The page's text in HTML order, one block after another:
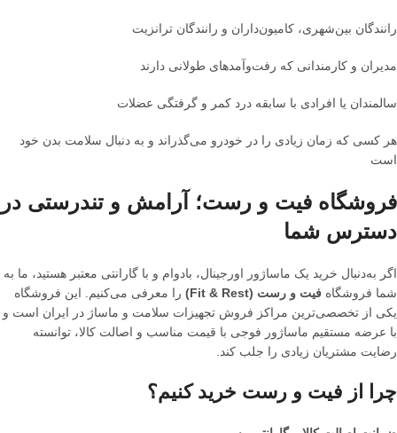
رانندگان بین‌شهری، کامیون‌داران و رانندگان ترانزیت
مدیران و کارمندانی که رفت‌وآمدهای طولانی دارند
سالمندان یا افرادی با سابقه درد کمر و گرفتگی عضلات
هر کسی که زمان زیادی را در خودرو می‌گذراند و به دنبال سلامت بدن خود
است
فروشگاه فیت و رست؛ آرامش و تندرستی در
دسترس شما
اگر به‌دنبال خرید یک ماساژور اورجینال، بادوام و با گارانتی معتبر هستید، ما به
شما فروشگاه فیت و رست (Fit & Rest)
را معرفی می‌کنیم. این فروشگاه
یکی از تخصصی‌ترین مراکز فروش تجهیزات سلامت و ماساژ در ایران است و
با عرضه مستقیم ماساژور فوجی با قیمت مناسب و اصالت کالا، توانسته
رضایت مشتریان زیادی را جلب کند.
چرا از فیت و رست خرید کنیم؟